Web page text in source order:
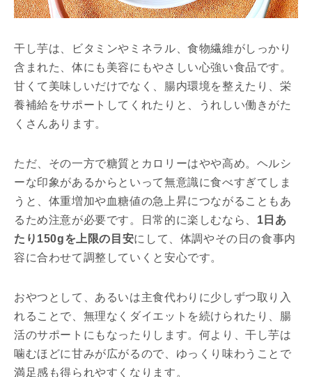
干し芋は、ビタミンやミネラル、食物繊維がしっかり
含まれた、体にも美容にもやさしい心強い食品です。
甘くて美味しいだけでなく、腸内環境を整えたり、栄
養補給をサポートしてくれたりと、うれしい働きがた
くさんあります。
ただ、その一方で糖質とカロリーはやや高め。ヘルシ
ーな印象があるからといって無意識に食べすぎてしま
うと、体重増加や血糖値の急上昇につながることもあ
るため注意が必要です。日常的に楽しむなら、 1日あ
たり150gを上限の目安にして、体調やその日の食事内
容に合わせて調整していくと安心です。
おやつとして、あるいは主食代わりに少しずつ取り入
れることで、無理なくダイエットを続けられたり、腸
活のサポートにもなったりします。何より、干し芋は
噛むほどに甘みが広がるので、ゆっくり味わうことで
満足感も得られやすくなります。